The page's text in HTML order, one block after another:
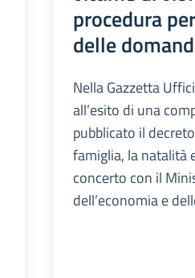
procedura
delle
Nella Gazzetta
all’esito di una
pubblicato il
famiglia, la natalità
concerto con il
dell’economia e